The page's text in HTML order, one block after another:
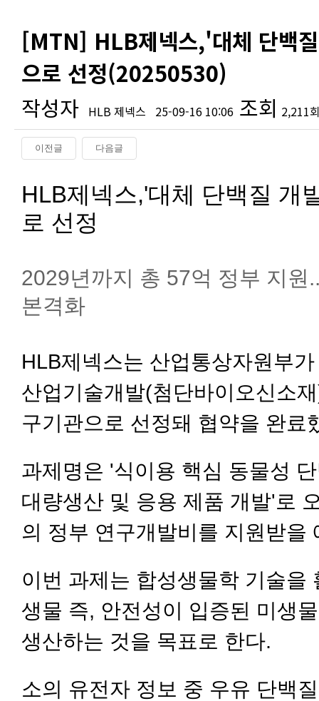
[MTN] HLB제넥스,'대체 단백
으로 선정(20250530)
작성자 HLB 제넥스 25-09-16 10:06 조회 2,211
이전글 다음글
본문
HLB제넥스,'대체 단백질 개
로 선정
2029년까지 총 57억 정부 지원
본격화
HLB제넥스는 산업통상자원부
산업기술개발(첨단바이오신소
구기관으로 선정돼 협약을 완료
과제명은 '식이용 핵심 동물성
대량생산 및 응용 제품 개발'로
의 정부 연구개발비를 지원받을
이번 과제는 합성생물학 기술을
생물 즉, 안전성이 입증된 미생
생산하는 것을 목표로 한다.
소의 유전자 정보 중 우유 단백